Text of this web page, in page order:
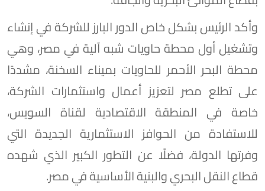
وأكد الرئيس بشكل خاص الدور البارز للشركة في إنشاء
وتشغيل أول محطة حاويات شبه آلية في مصر، وهي
محطة البحر الأحمر للحاويات بميناء السخنة، مشددًا
على تطلع مصر لتعزيز أعمال واستثمارات الشركة،
خاصة في المنطقة الاقتصادية لقناة السويس،
للاستفادة من الحوافز الاستثمارية الجديدة التي
وفرتها الدولة، فضلًا عن التطور الكبير الذي شهده
قطاع النقل البحري والبنية الأساسية في مصر.